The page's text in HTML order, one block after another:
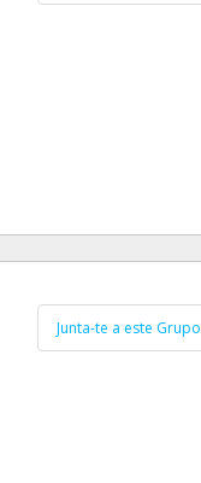
Junta-te a este Grupo